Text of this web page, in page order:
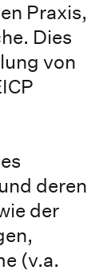
Praxis,
Dies
von
deren
der
(v.a.